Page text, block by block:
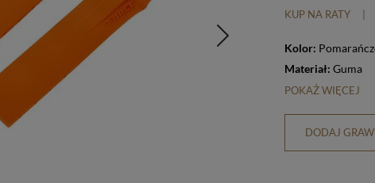
KUP NA RATY
Kolor:
Materiał: Guma
POKAŻ WIĘCEJ
DODAJ